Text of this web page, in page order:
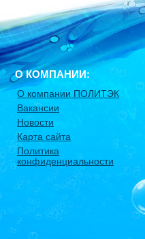
О КОМПАНИИ:
О компании ПОЛИТЭК
Вакансии
Новости
Карта сайта
Политика
конфиденциальности